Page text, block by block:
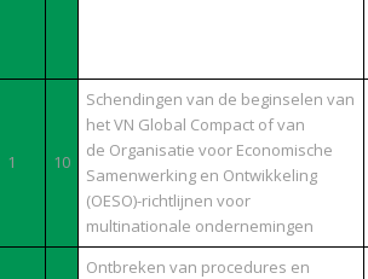
1 10
Schendingen van de beginselen van
het VN Global Compact of van
de Organisatie voor Economische
Samenwerking en Ontwikkeling
(OESO)-richtlijnen voor
multinationale ondernemingen
Ontbreken van procedures en